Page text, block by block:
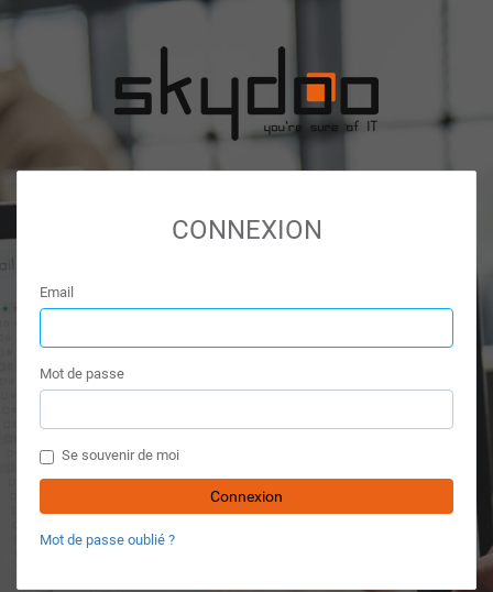
CONNEXION
Email
Mot de passe
Se souvenir de moi
Connexion
Mot de passe oublié ?